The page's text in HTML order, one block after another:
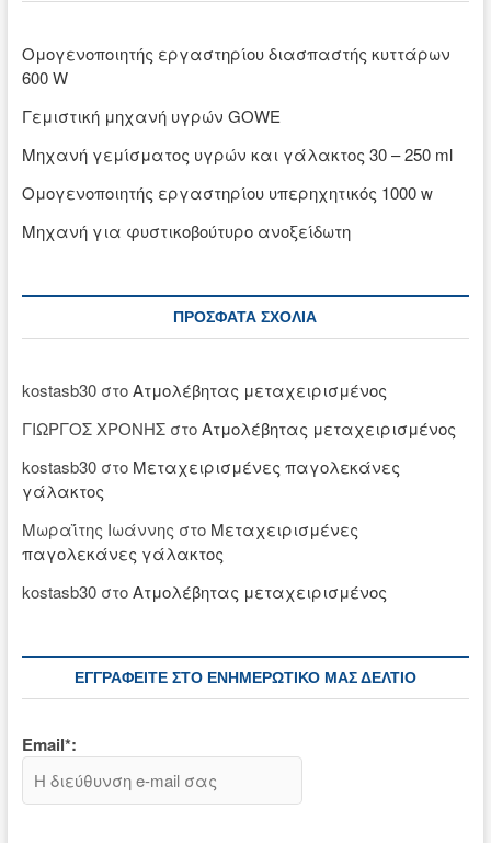
Ομογενοποιητής εργαστηρίου διασπαστής κυττάρων
600 W
Γεμιστική μηχανή υγρών GOWE
Μηχανή γεμίσματος υγρών και γάλακτος 30 – 250 ml
Ομογενοποιητής εργαστηρίου υπερηχητικός 1000 w
Μηχανή για φυστικοβούτυρο ανοξείδωτη
ΠΡΌΣΦΑΤΑ ΣΧΌΛΙΑ
kostasb30στοΑτμολέβητας μεταχειρισμένος
ΓΙΩΡΓΟΣ ΧΡΟΝΗΣστοΑτμολέβητας μεταχειρισμένος
kostasb30στο Μεταχειρισμένες παγολεκάνες
γάλακτος
Μωραΐτης Ιωάννης στο Μεταχειρισμένες
παγολεκάνες γάλακτος
kostasb30στοΑτμολέβητας μεταχειρισμένος
ΕΓΓΡΑΦΕΊΤΕ ΣΤΟ ΕΝΗΜΕΡΩΤΙΚΌ ΜΑΣ ΔΕΛΤΊΟ
Email*: